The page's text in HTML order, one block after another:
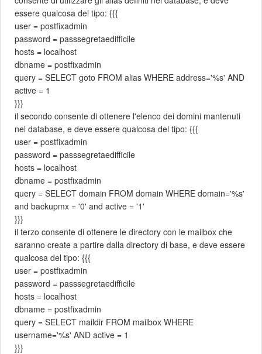
essere qualcosa del tipo: {{{
user = postfixadmin
password = passsegretaedifficile
hosts = localhost
dbname = postfixadmin
query = SELECT goto FROM alias WHERE address='%s' AND
active = 1
}}}
il secondo consente di ottenere l'elenco dei domini mantenuti
nel database, e deve essere qualcosa del tipo: {{{
user = postfixadmin
password = passsegretaedifficile
hosts = localhost
dbname = postfixadmin
query = SELECT domain FROM domain WHERE domain='%s'
and backupmx = '0' and active = '1'
}}}
il terzo consente di ottenere le directory con le mailbox che
saranno create a partire dalla directory di base, e deve essere
qualcosa del tipo: {{{
user = postfixadmin
password = passsegretaedifficile
hosts = localhost
dbname = postfixadmin
query = SELECT maildir FROM mailbox WHERE
username='%s' AND active = 1
}}}